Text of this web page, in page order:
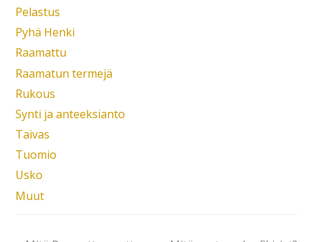
Pelastus
Pyhä Henki
Raamattu
Raamatun termejä
Rukous
Synti ja anteeksianto
Taivas
Tuomio
Usko
Muut